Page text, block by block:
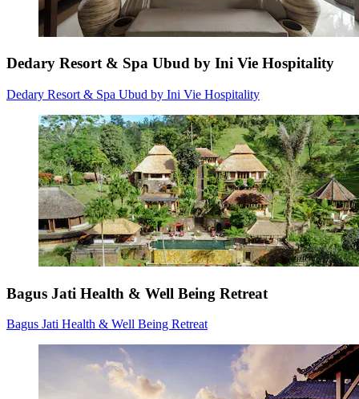
Dedary Resort & Spa Ubud by Ini Vie Hospitality
Dedary Resort & Spa Ubud by Ini Vie Hospitality
Bagus Jati Health & Well Being Retreat
Bagus Jati Health & Well Being Retreat